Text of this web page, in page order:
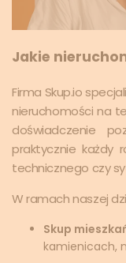
Jakie
Firma Skup.io
nieruchomości na
doświadczenie
praktycznie każdy
technicznego czy
W ramach naszej
Skup
kamienicach,